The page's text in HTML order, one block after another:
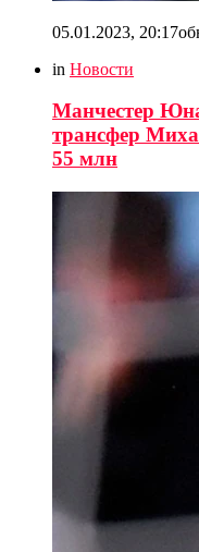
05.01.2023, 20:17
in Новости
Манчестер
трансфер
55 млн